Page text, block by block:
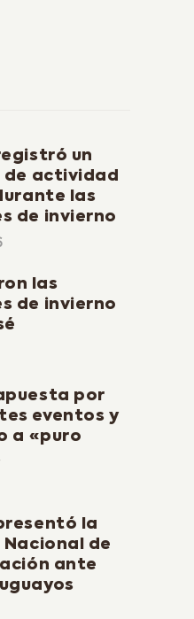
un
de actividad
las
de invierno
las
de invierno
por
eventos y
a «puro
la
Nacional de
ante